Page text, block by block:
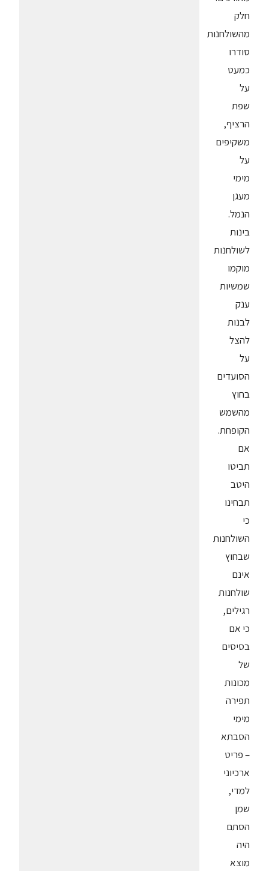
חלק
מהשולחנות
סודרו
כמעט
על
שפת
הרציף,
משקיפים
על
מימי
מעגן
הנמל.
בינות
לשולחנות
מוקמו
שמשיות
ענק
לבנות
להצל
על
הסועדים
בחוץ
מהשמש
הקופחת.
אם
תביטו
היטב
תבחינו
כי
השולחנות
שבחוץ
אינם
שולחנות
רגילים,
כי אם
בסיסים
של
מכונות
תפירה
מימי
הסבתא
– פריט
ארכיוני
למדי,
שמן
הסתם
היה
מוצא